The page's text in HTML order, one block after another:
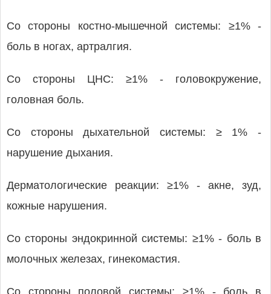
Со стороны костно-мышечной системы: ≥1% -
боль в ногах, артралгия.
Со стороны ЦНС: ≥1% - головокружение,
головная боль.
Со стороны дыхательной системы: ≥ 1% -
нарушение дыхания.
Дерматологические реакции: ≥1% - акне, зуд,
кожные нарушения.
Со стороны эндокринной системы: ≥1% - боль в
молочных железах, гинекомастия.
Со стороны половой системы: ≥1% - боль в